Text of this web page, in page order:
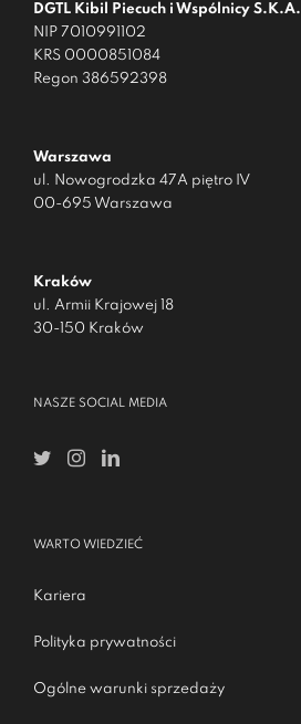
DGTL Kibil Piecuch i Wspólnicy S.K.A.
NIP 7010991102
KRS 0000851084
Regon 386592398
Warszawa
ul. Nowogrodzka 47A piętro IV
00-695 Warszawa
Kraków
ul. Armii Krajowej 18
30-150 Kraków
NASZE SOCIAL MEDIA
WARTO WIEDZIEĆ
Kariera
Polityka prywatności
Ogólne warunki sprzedaży